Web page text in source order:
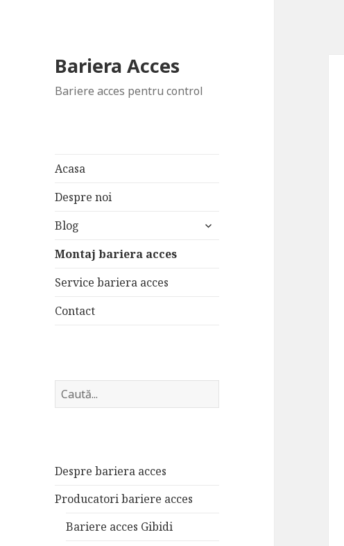
Bariera Acces
Bariere acces pentru control
Acasa
Despre noi
Blog
extinde
Montaj bariera acces
Service bariera acces
Contact
C
ă
r
:
Despre bariera acces
Producatori bariere acces
Bariere acces Gibidi